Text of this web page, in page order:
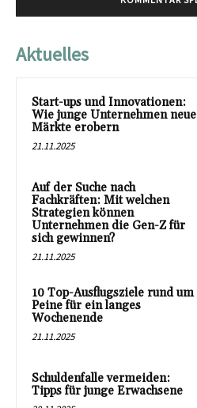
Aktuelles
Start-ups und Innovationen:
Wie junge Unternehmen neue
Märkte erobern
21.11.2025
Auf der Suche nach
Fachkräften: Mit welchen
Strategien können
Unternehmen die Gen-Z für
sich gewinnen?
21.11.2025
10 Top-Ausflugsziele rund um
Peine für ein langes
Wochenende
21.11.2025
Schuldenfalle vermeiden:
Tipps für junge Erwachsene